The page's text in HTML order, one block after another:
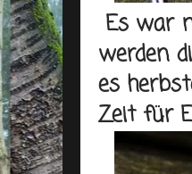
Es war
werden
es
Zeit für